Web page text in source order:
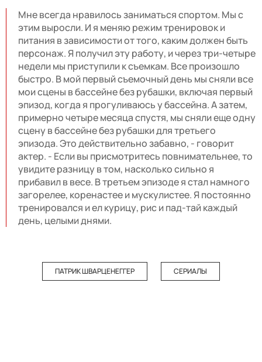
Мне всегда нравилось заниматься спортом. Мы с
этим выросли. И я меняю режим тренировок и
питания в зависимости от того, каким должен быть
персонаж. Я получил эту работу, и через три-четыре
недели мы приступили к съемкам. Все произошло
быстро. В мой первый съемочный день мы сняли все
мои сцены в бассейне без рубашки, включая первый
эпизод, когда я прогуливаюсь у бассейна. А затем,
примерно четыре месяца спустя, мы сняли еще одну
сцену в бассейне без рубашки для третьего
эпизода. Это действительно забавно, - говорит
актер. - Если вы присмотритесь повнимательнее, то
увидите разницу в том, насколько сильно я
прибавил в весе. В третьем эпизоде я стал намного
загорелее, коренастее и мускулистее. Я постоянно
тренировался и ел курицу, рис и пад-тай каждый
день, целыми днями.
ПАТРИК ШВАРЦЕНЕГГЕР СЕРИАЛЫ